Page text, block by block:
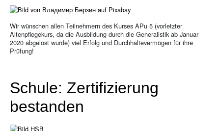
Wir wünschen allen Teilnehmern des Kurses APu 5 (vorletzter
Altenpflegekurs, da die Ausbildung durch die Generalistik ab Januar
2020 abgelöst wurde) viel Erfolg und Durchhaltevermögen für ihre
Prüfung!
Schule: Zertifizierung
bestanden